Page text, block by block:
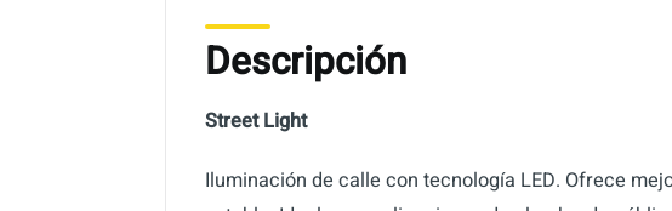
Descripción
Street Light
Iluminación de calle con tecnología LED. Ofrece